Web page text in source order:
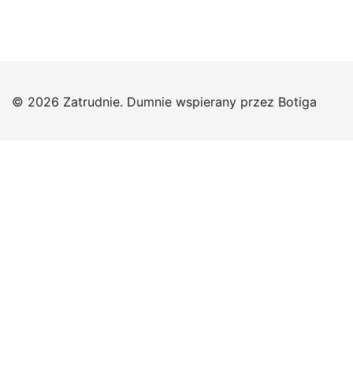
© 2026 Zatrudnie. Dumnie wspierany przez Botiga